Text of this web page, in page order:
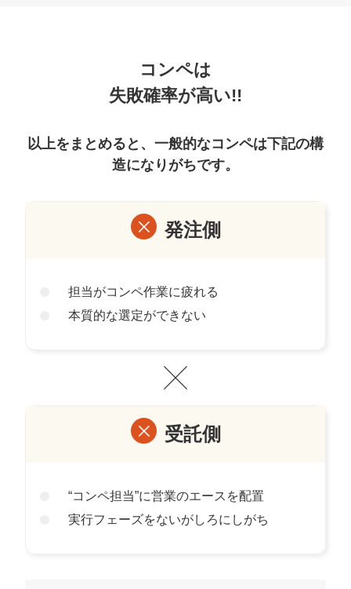
コンペは
失敗確率が高い!!
以上をまとめると、一般的なコンペは下記の構
造になりがちです。
発注側
担当がコンペ作業に疲れる
本質的な選定ができない
受託側
“コンペ担当”に営業のエースを配置
実行フェーズをないがしろにしがち